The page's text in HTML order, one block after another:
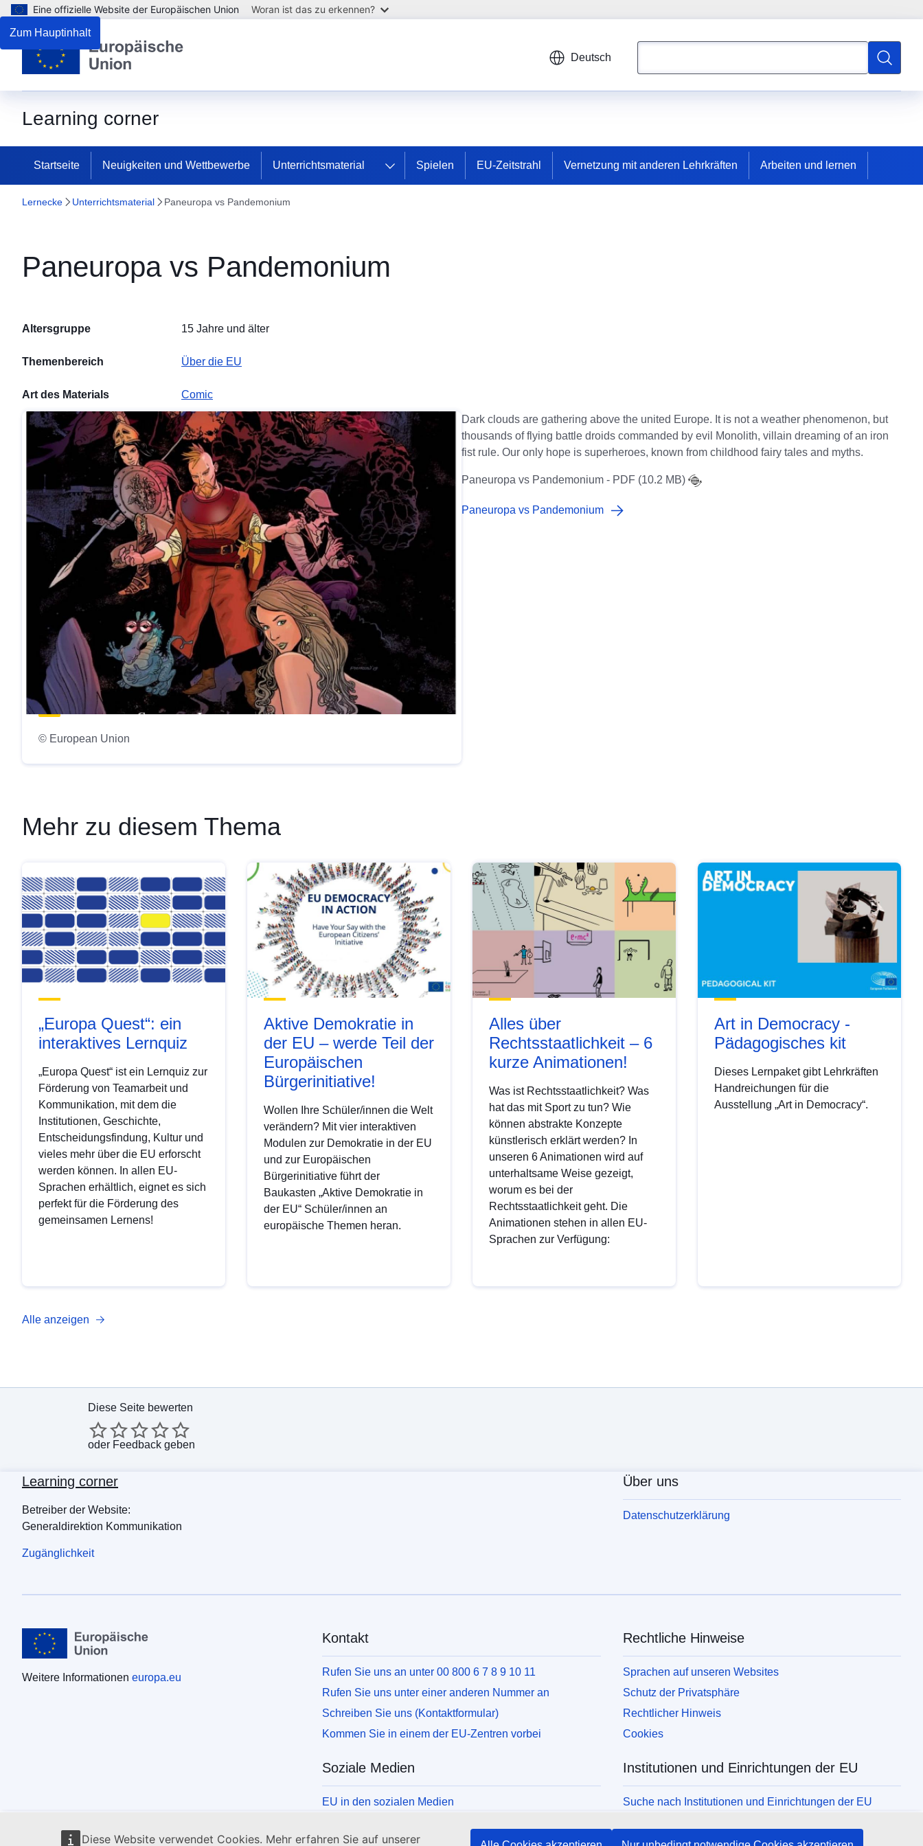
Zum Hauptinhalt
Diese Website verwendet Cookies. Mehr erfahren Sie auf unserer
Eine offizielle Website der Europäischen Union Woran ist das zu erkennen?
Deutsch
Suchen
Learning corner
Startseite Neuigkeiten und Wettbewerbe Unterrichtsmaterial Spielen EU-Zeitstrahl Vernetzung mit anderen Lehrkräften Arbeiten und lernen
Lernecke Unterrichtsmaterial Paneuropa vs Pandemonium
Paneuropa vs Pandemonium
Altersgruppe 15 Jahre und älter
Themenbereich Über die EU
Art des Materials Comic
Dark clouds are gathering above the united Europe. It is not a weather phenomenon, but
thousands of flying battle droids commanded by evil Monolith, villain dreaming of an iron
fist rule. Our only hope is superheroes, known from childhood fairy tales and myths.
Paneuropa vs Pandemonium - PDF (10.2 MB)
Paneuropa vs Pandemonium
© European Union
Mehr zu diesem Thema
„Europa Quest“: ein
interaktives Lernquiz
„Europa Quest“ ist ein Lernquiz zur
Förderung von Teamarbeit und
Kommunikation, mit dem die
Institutionen, Geschichte,
Entscheidungsfindung, Kultur und
vieles mehr über die EU erforscht
werden können. In allen EU-
Sprachen erhältlich, eignet es sich
perfekt für die Förderung des
gemeinsamen Lernens!
Aktive Demokratie in
der EU – werde Teil der
Europäischen
Bürgerinitiative!
Wollen Ihre Schüler/innen die Welt
verändern? Mit vier interaktiven
Modulen zur Demokratie in der EU
und zur Europäischen
Bürgerinitiative führt der
Baukasten „Aktive Demokratie in
der EU“ Schüler/innen an
europäische Themen heran.
Alles über
Rechtsstaatlichkeit – 6
kurze Animationen!
Was ist Rechtsstaatlichkeit? Was
hat das mit Sport zu tun? Wie
können abstrakte Konzepte
künstlerisch erklärt werden? In
unseren 6 Animationen wird auf
unterhaltsame Weise gezeigt,
worum es bei der
Rechtsstaatlichkeit geht. Die
Animationen stehen in allen EU-
Sprachen zur Verfügung:
Art in Democracy -
Pädagogisches kit
Dieses Lernpaket gibt Lehrkräften
Handreichungen für die
Ausstellung „Art in Democracy“.
Alle anzeigen
Diese Seite bewerten
oder Feedback geben
Learning corner
Betreiber der Website:
Generaldirektion Kommunikation
Zugänglichkeit
Über uns
Datenschutzerklärung
Weitere Informationen europa.eu
Kontakt
Rufen Sie uns an unter 00 800 6 7 8 9 10 11
Rufen Sie uns unter einer anderen Nummer an
Schreiben Sie uns (Kontaktformular)
Kommen Sie in einem der EU-Zentren vorbei
Soziale Medien
EU in den sozialen Medien
Rechtliche Hinweise
Sprachen auf unseren Websites
Schutz der Privatsphäre
Rechtlicher Hinweis
Cookies
Institutionen und Einrichtungen der EU
Suche nach Institutionen und Einrichtungen der EU